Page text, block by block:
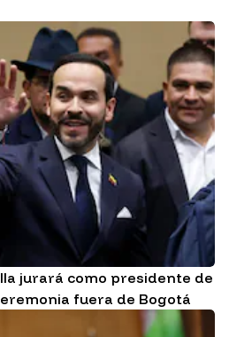
jurará como presidente de
fuera de Bogotá